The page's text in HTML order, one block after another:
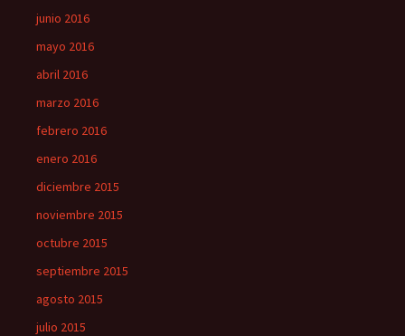
junio 2016
mayo 2016
abril 2016
marzo 2016
febrero 2016
enero 2016
diciembre 2015
noviembre 2015
octubre 2015
septiembre 2015
agosto 2015
julio 2015